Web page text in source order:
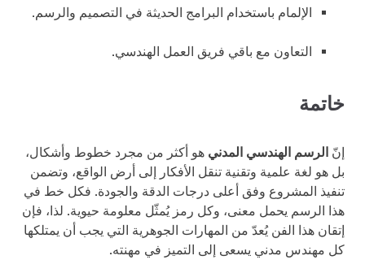
الإلمام باستخدام البرامج الحديثة في التصميم والرسم.
التعاون مع باقي فريق العمل الهندسي.
خاتمة
إنّ الرسم الهندسي المدني هو أكثر من مجرد خطوط وأشكال،
بل هو لغة علمية وتقنية تنقل الأفكار إلى أرض الواقع، وتضمن
تنفيذ المشروع وفق أعلى درجات الدقة والجودة. فكل خط في
هذا الرسم يحمل معنى، وكل رمز يُمثّل معلومة حيوية. لذا، فإن
إتقان هذا الفن يُعدّ من المهارات الجوهرية التي يجب أن يمتلكها
كل مهندس مدني يسعى إلى التميز في مهنته.